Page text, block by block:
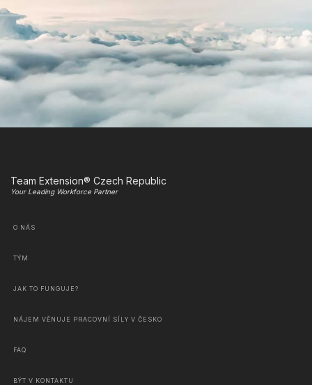
Team Extension® Czech Republic
Your Leading Workforce Partner
O NÁS
TÝM
JAK TO FUNGUJE?
NÁJEM VĚNUJE PRACOVNÍ SÍLY V ČESKO
FAQ
BÝT V KONTAKTU